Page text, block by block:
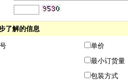
了解的信息
单价
最小订货量
包装方式